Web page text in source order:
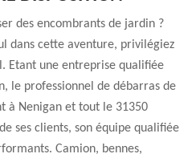
des encombrants de jardin ?
dans cette aventure, privilégiez
Etant une entreprise qualifiée
le professionnel de débarras de
à Nenigan et tout le 31350
ses clients, son équipe qualifiée
Camion, bennes,